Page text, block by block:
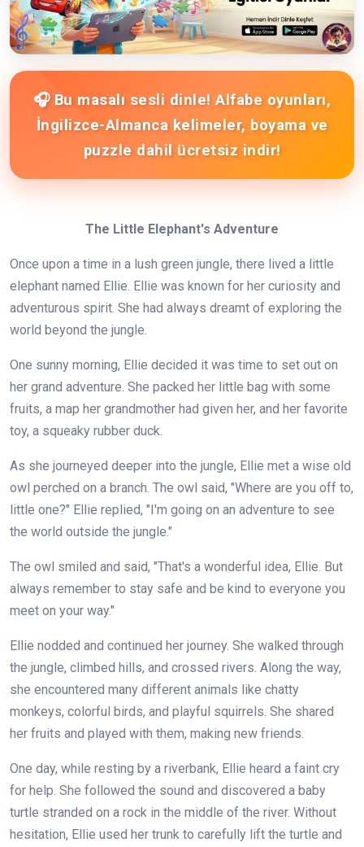
🎧 Bu masalı sesli dinle! Alfabe oyunları,
İngilizce-Almanca kelimeler, boyama ve
puzzle dahil ücretsiz indir!
The Little Elephant's Adventure
Once upon a time in a lush green jungle, there lived a little
elephant named Ellie. Ellie was known for her curiosity and
adventurous spirit. She had always dreamt of exploring the
world beyond the jungle.
One sunny morning, Ellie decided it was time to set out on
her grand adventure. She packed her little bag with some
fruits, a map her grandmother had given her, and her favorite
toy, a squeaky rubber duck.
As she journeyed deeper into the jungle, Ellie met a wise old
owl perched on a branch. The owl said, "Where are you off to,
little one?" Ellie replied, "I'm going on an adventure to see
the world outside the jungle."
The owl smiled and said, "That's a wonderful idea, Ellie. But
always remember to stay safe and be kind to everyone you
meet on your way."
Ellie nodded and continued her journey. She walked through
the jungle, climbed hills, and crossed rivers. Along the way,
she encountered many different animals like chatty
monkeys, colorful birds, and playful squirrels. She shared
her fruits and played with them, making new friends.
One day, while resting by a riverbank, Ellie heard a faint cry
for help. She followed the sound and discovered a baby
turtle stranded on a rock in the middle of the river. Without
hesitation, Ellie used her trunk to carefully lift the turtle and